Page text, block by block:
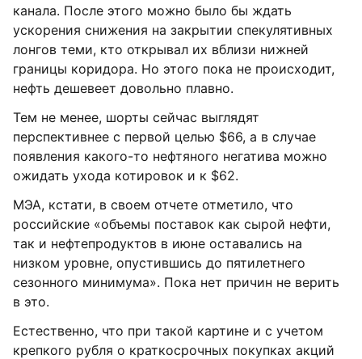
канала. После этого можно было бы ждать
ускорения снижения на закрытии спекулятивных
лонгов теми, кто открывал их вблизи нижней
границы коридора. Но этого пока не происходит,
нефть дешевеет довольно плавно.
Тем не менее, шорты сейчас выглядят
перспективнее с первой целью $66, а в случае
появления какого-то нефтяного негатива можно
ожидать ухода котировок и к $62.
МЭА, кстати, в своем отчете отметило, что
российские «объемы поставок как сырой нефти,
так и нефтепродуктов в июне оставались на
низком уровне, опустившись до пятилетнего
сезонного минимума». Пока нет причин не верить
в это.
Естественно, что при такой картине и с учетом
крепкого рубля о краткосрочных покупках акций